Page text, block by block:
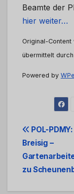
Beamte der
hier weiter…
Original-Content
übermittelt
Powered by
POL-
Breisig –
zu